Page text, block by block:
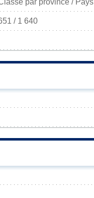
par province / Pays
/ 1 640